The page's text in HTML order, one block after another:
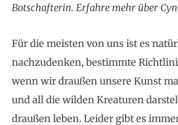
Botschafterin. Erfahre mehr über
Für die meisten von uns ist es
nachzudenken, bestimmte
wenn wir draußen unsere Kunst
und all die wilden Kreaturen
draußen leben. Leider gibt es